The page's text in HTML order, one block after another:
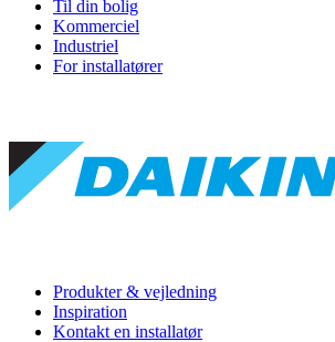
Til din bolig
Kommerciel
Industriel
For installatører
Produkter & vejledning
Inspiration
Kontakt en installatør